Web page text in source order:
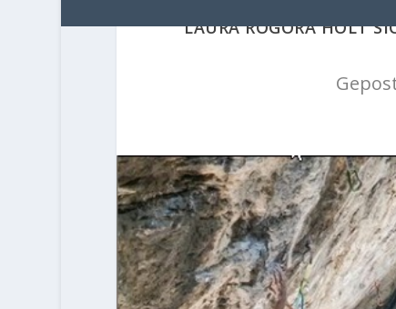
LAURA ROGORA HOLT